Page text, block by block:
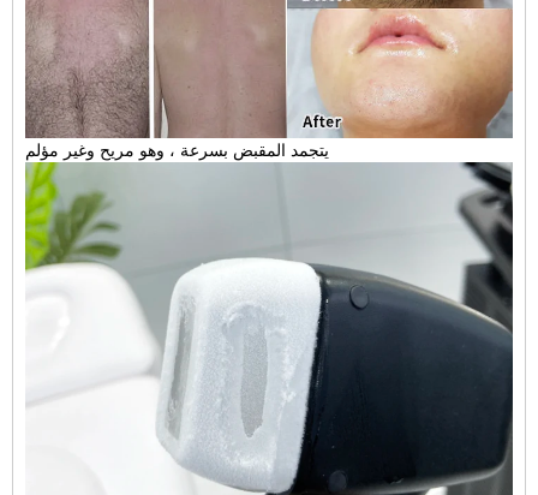
يتجمد المقبض بسرعة ، وهو مريح وغير مؤلم